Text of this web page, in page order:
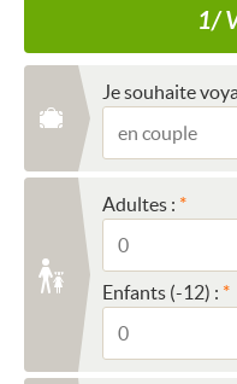
1/
Je souhaite
Adultes :
Enfants (-12) :